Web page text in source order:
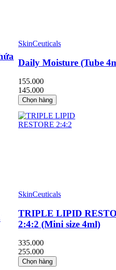
SkinCeuticals
Daily Moisture (Tube
155.000
145.000
Chọn hàng
SkinCeuticals
TRIPLE LIPID
2:4:2 (Mini size 4ml)
335.000
255.000
Chọn hàng